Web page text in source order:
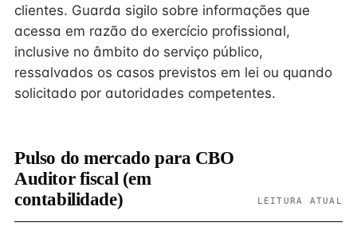
clientes. Guarda sigilo sobre informações que
acessa em razão do exercício profissional,
inclusive no âmbito do serviço público,
ressalvados os casos previstos em lei ou quando
solicitado por autoridades competentes.
Pulso do mercado para CBO
Auditor fiscal (em
contabilidade)
LEITURA ATUAL